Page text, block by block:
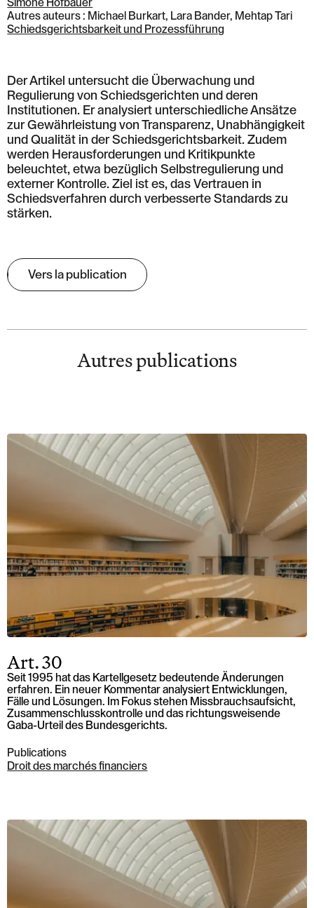
Simone Hofbauer
Autres auteurs : Michael Burkart, Lara Bander, Mehtap Tari
Schiedsgerichtsbarkeit und Prozessführung
Der Artikel untersucht die Überwachung und
Regulierung von Schiedsgerichten und deren
Institutionen. Er analysiert unterschiedliche Ansätze
zur Gewährleistung von Transparenz, Unabhängigkeit
und Qualität in der Schiedsgerichtsbarkeit. Zudem
werden Herausforderungen und Kritikpunkte
beleuchtet, etwa bezüglich Selbstregulierung und
externer Kontrolle. Ziel ist es, das Vertrauen in
Schiedsverfahren durch verbesserte Standards zu
stärken.
Vers la publication
Autres publications
Art. 30
Seit 1995 hat das Kartellgesetz bedeutende Änderungen
erfahren. Ein neuer Kommentar analysiert Entwicklungen,
Fälle und Lösungen. Im Fokus stehen Missbrauchsaufsicht,
Zusammenschlusskontrolle und das richtungsweisende
Gaba-Urteil des Bundesgerichts.
Publications
Droit des marchés financiers